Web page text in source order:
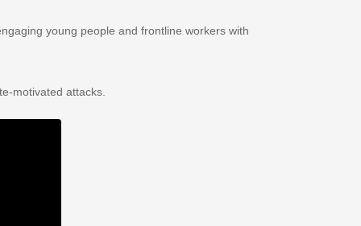
young people and frontline workers with
motivated attacks.